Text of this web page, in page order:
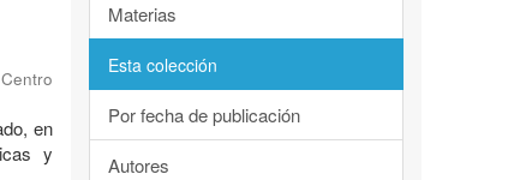
en
y
Materias
Esta colección
Por fecha de publicación
Autores